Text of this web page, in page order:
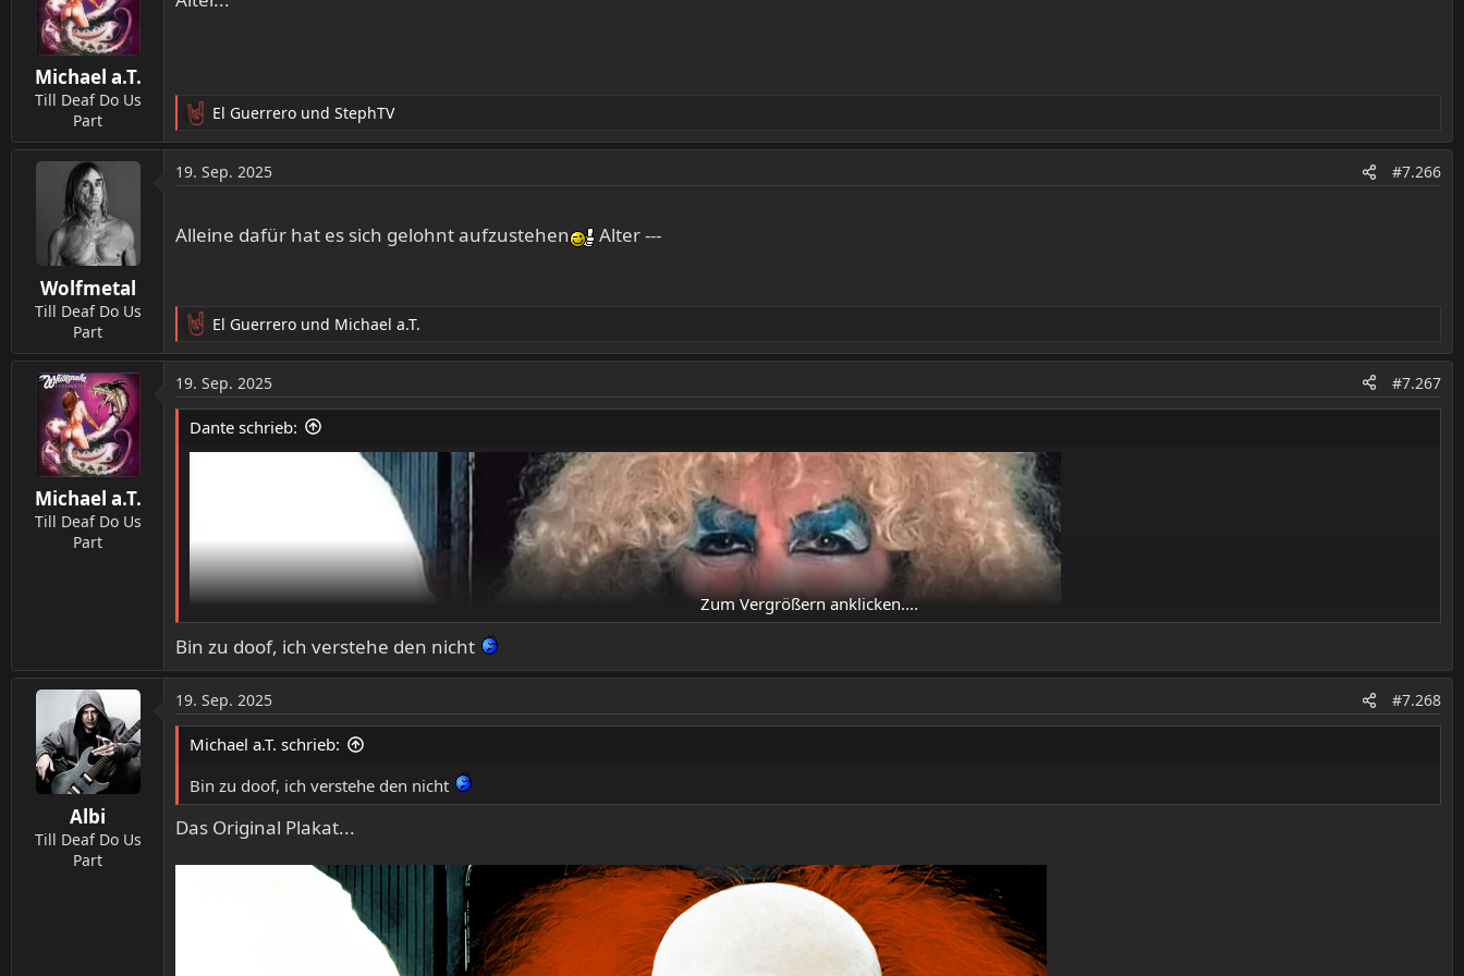
Michael a.T.
Till Deaf Do Us
Part
R
e
a
k
o
n
El Guerrero und StephTV
Wolfmetal
Till Deaf Do Us
Part
19. Sep. 2025 #7.266
Alleine dafür hat es sich gelohnt aufzustehen Alter ---
R
e
a
k
t
o
El Guerrero und Michael a.T.
Michael a.T.
Till Deaf Do Us
Part
19. Sep. 2025 #7.267
Dante schrieb:
Zum Vergrößern anklicken....
Bin zu doof, ich verstehe den nicht
Albi
Till Deaf Do Us
Part
19. Sep. 2025 #7.268
Michael a.T. schrieb:
Bin zu doof, ich verstehe den nicht
Das Original Plakat...